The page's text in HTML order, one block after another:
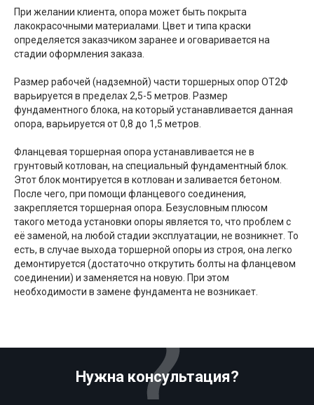
При желании клиента, опора может быть покрыта
лакокрасочными материалами. Цвет и типа краски
определяется заказчиком заранее и оговаривается на
стадии оформления заказа.
Размер рабочей (надземной) части торшерных опор ОТ2Ф
варьируется в пределах 2,5-5 метров. Размер
фундаментного блока, на который устанавливается данная
опора, варьируется от 0,8 до 1,5 метров.
Фланцевая торшерная опора устанавливается не в
грунтовый котлован, на специальный фундаментный блок.
Этот блок монтируется в котлован и заливается бетоном.
После чего, при помощи фланцевого соединения,
закрепляется торшерная опора. Безусловным плюсом
такого метода установки опоры является то, что проблем с
её заменой, на любой стадии эксплуатации, не возникнет. То
есть, в случае выхода торшерной опоры из строя, она легко
демонтируется (достаточно открутить болты на фланцевом
соединении) и заменяется на новую. При этом
необходимости в замене фундамента не возникает.
Нужна консультация?